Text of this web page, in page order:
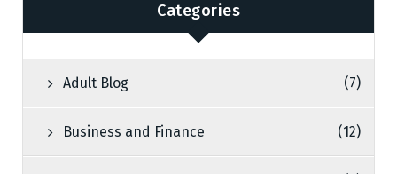
Categories
Adult Blog (7)
Business and Finance (12)